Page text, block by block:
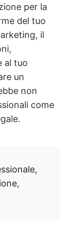
per la
del tuo
il
al tuo
un
non
come